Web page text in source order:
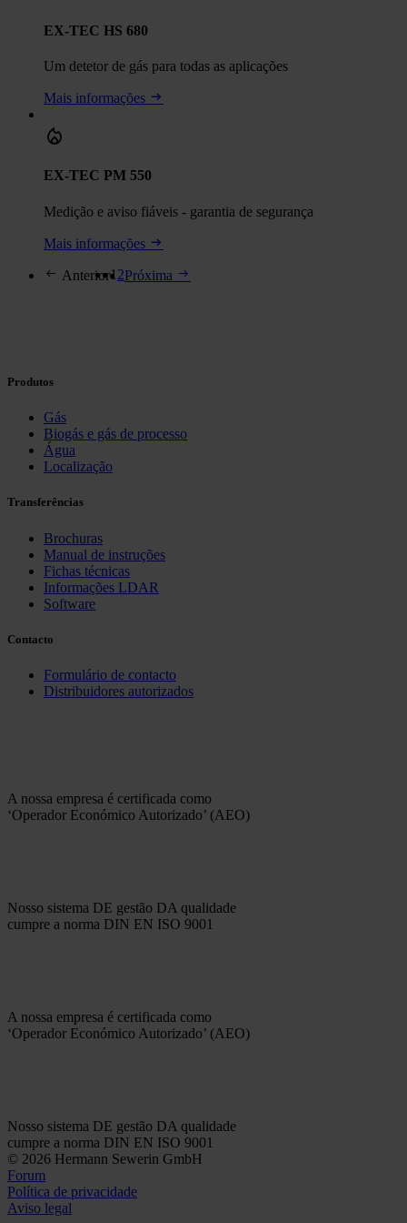
EX-TEC HS 680
Um detetor de gás para todas as aplicações
Mais informações
EX-TEC PM 550
Medição e aviso fiáveis - garantia de segurança
Mais informações
Anterior1 2Próxima
Produtos
Gás
Biogás e gás de processo
Água
Localização
Transferências
Brochuras
Manual de instruções
Fichas técnicas
Informações LDAR
Software
Contacto
Formulário de contacto
Distribuidores autorizados
A nossa empresa é certificada como
‘Operador Económico Autorizado’ (AEO)
Nosso sistema DE gestão DA qualidade
cumpre a norma DIN EN ISO 9001
A nossa empresa é certificada como
‘Operador Económico Autorizado’ (AEO)
Nosso sistema DE gestão DA qualidade
cumpre a norma DIN EN ISO 9001
© 2026 Hermann Sewerin GmbH
Forum
Política de privacidade
Aviso legal